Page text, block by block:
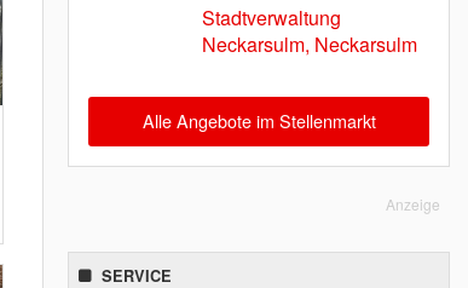
Stadtverwaltung
Neckarsulm, Neckarsulm
Alle Angebote im Stellenmarkt
Anzeige
SERVICE